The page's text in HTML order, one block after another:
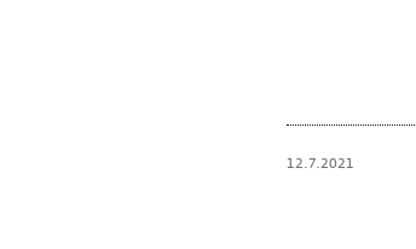
12.7.2021